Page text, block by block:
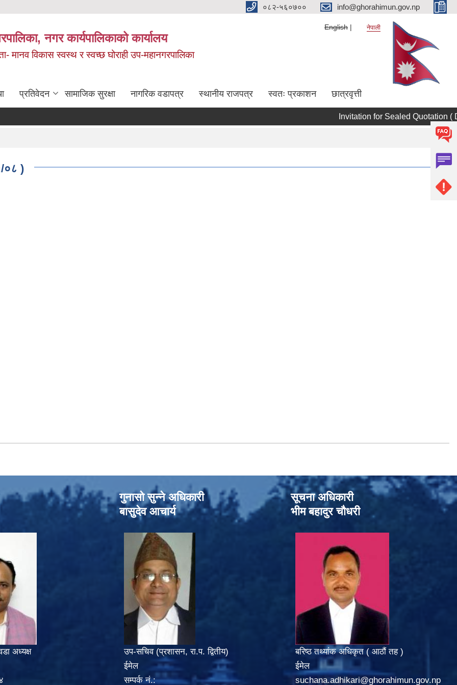
०८२-५६०७०० info@ghorahimun.gov.np
नगर कार्यपालिकाको कार्यालय
मानव विकास स्वस्थ र स्वच्छ घोराही उप-महानगरपालिका
English नेपाली
प्रतिवेदन सामाजिक सुरक्षा नागरिक वडापत्र स्थानीय राजपत्र स्वतः प्रकाशन छात्रवृत्ती
Invitation for Sealed Quotation (
०८ )
अध्यक्ष
गुनासो सुन्‍ने अधिकारी
बासुदेव आचार्य
उप-सचिव (प्रशासन, रा.प. द्वितीय)
ईमेल
सम्पर्क नं.:
सूचना अधिकारी
भीम बहादुर चौधरी
बरिष्ठ तथ्यांक अधिकृत ( आठौं तह )
ईमेल
suchana.adhikari@ghorahimun.gov.np